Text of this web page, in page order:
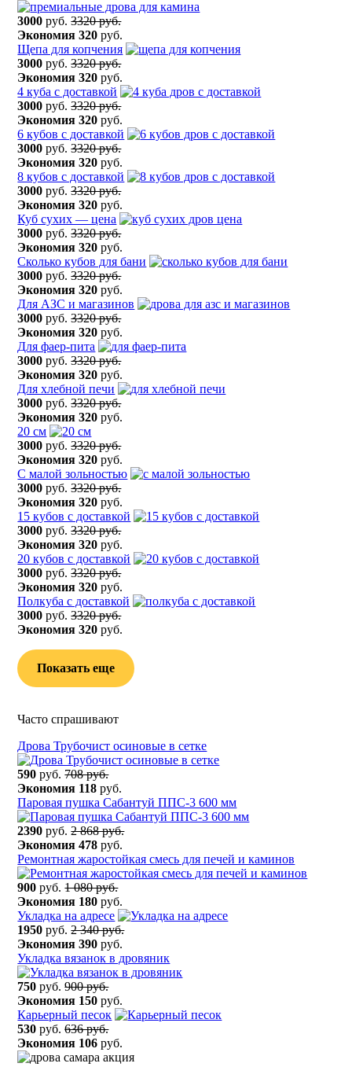
3000 руб.3320 руб.
Экономия 320 руб.
Щепа для копчения
3000 руб.3320 руб.
Экономия 320 руб.
4 куба с доставкой
3000 руб.3320 руб.
Экономия 320 руб.
6 кубов с доставкой
3000 руб.3320 руб.
Экономия 320 руб.
8 кубов с доставкой
3000 руб.3320 руб.
Экономия 320 руб.
Куб сухих — цена
3000 руб.3320 руб.
Экономия 320 руб.
Сколько кубов для бани
3000 руб.3320 руб.
Экономия 320 руб.
Для АЗС и магазинов
3000 руб.3320 руб.
Экономия 320 руб.
Для фаер-пита
3000 руб.3320 руб.
Экономия 320 руб.
Для хлебной печи
3000 руб.3320 руб.
Экономия 320 руб.
20 см
3000 руб.3320 руб.
Экономия 320 руб.
С малой зольностью
3000 руб.3320 руб.
Экономия 320 руб.
15 кубов с доставкой
3000 руб.3320 руб.
Экономия 320 руб.
20 кубов с доставкой
3000 руб.3320 руб.
Экономия 320 руб.
Полкуба с доставкой
3000 руб.3320 руб.
Экономия 320 руб.
Показать еще
Часто спрашивают
Дрова Трубочист осиновые в сетке
590 руб.708 руб.
Экономия 118 руб.
Паровая пушка Сабантуй ППС-3 600 мм
2390 руб.2 868 руб.
Экономия 478 руб.
Ремонтная жаростойкая смесь для печей и каминов
900 руб.1 080 руб.
Экономия 180 руб.
Укладка на адресе
1950 руб.2 340 руб.
Экономия 390 руб.
Укладка вязанок в дровяник
750 руб.900 руб.
Экономия 150 руб.
Карьерный песок
530 руб.636 руб.
Экономия 106 руб.